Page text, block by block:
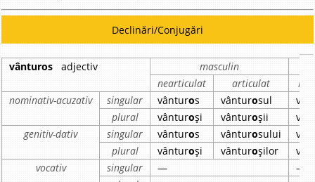
Declinări/Conjugări
vânturos adjectiv
masculin
nearticulat
articulat
nominativ-acuzativ
singular vânturos vânturosul
plural
vânturoși vânturoșii
genitiv-dativ
singular vânturos vânturosului
plural
vânturoși vânturoșilor
vocativ
singular —
—